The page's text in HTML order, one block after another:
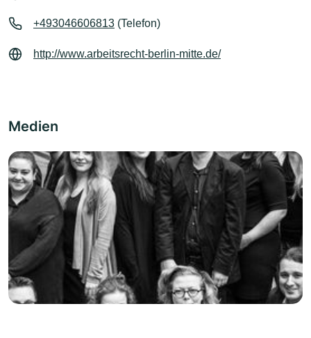
+493046606813 (Telefon)
http://www.arbeitsrecht-berlin-mitte.de/
Medien